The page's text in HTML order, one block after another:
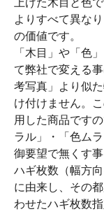
上げた木目と色
よりすべて異な
の価値です。
「木目」や「色
て弊社で変える
考写真」より似
け付けません。
用した商品です
ラル」・「色ム
御要望で無くす事
ハギ枚数（幅方
に由来し、その
わせたハギ枚数